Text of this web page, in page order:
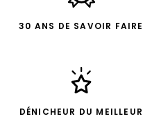
30 ANS DE SAVOIR FAIRE
DÉNICHEUR DU MEILLEUR